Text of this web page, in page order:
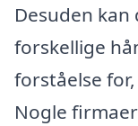
Desuden
forskellige
forståelse
Nogle